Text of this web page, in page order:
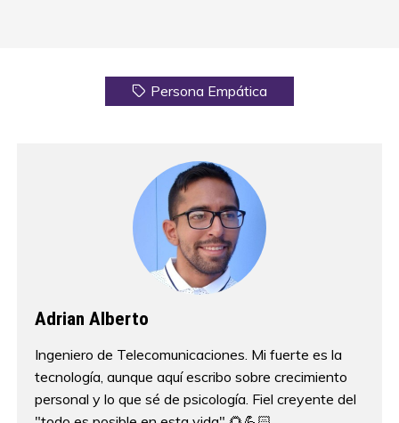
Persona Empática
Adrian Alberto
Ingeniero de Telecomunicaciones. Mi fuerte es la
tecnología, aunque aquí escribo sobre crecimiento
personal y lo que sé de psicología. Fiel creyente del